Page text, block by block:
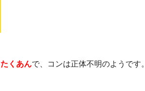
たくあんで、コンは正体不明のようです。